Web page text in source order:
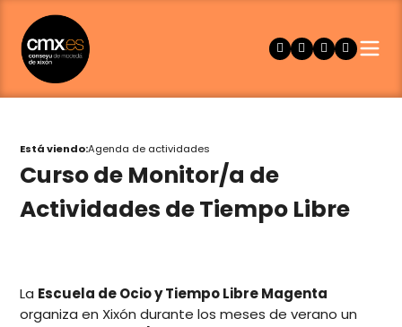
Está viendo:Agenda de actividades
Curso de Monitor/a de
Actividades de Tiempo Libre
La Escuela de Ocio y Tiempo Libre Magenta
organiza en Xixón durante los meses de verano un